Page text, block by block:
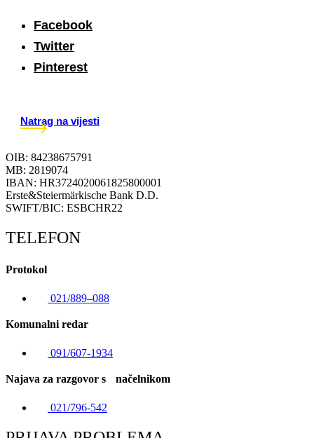
Facebook
Twitter
Pinterest
Natrag na vijesti
OIB: 84238675791
MB: 2819074
IBAN: HR3724020061825800001
Erste&Steiermärkische Bank D.D.
SWIFT/BIC: ESBCHR22
TELEFON
Protokol
021/889–088
Komunalni redar
091/607-1934
Najava za razgovor s načelnikom
021/796-542